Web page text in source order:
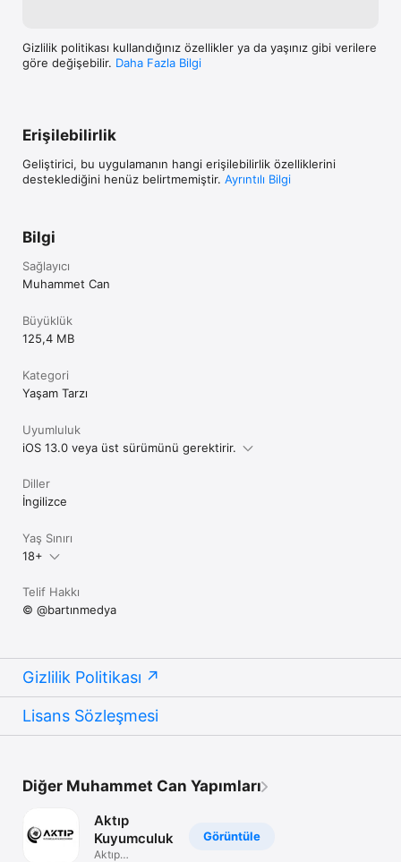
Gizlilik politikası kullandığınız özellikler ya da yaşınız gibi verilere
göre değişebilir. Daha Fazla Bilgi
Erişilebilirlik
Geliştirici, bu uygulamanın hangi erişilebilirlik özelliklerini
desteklediğini henüz belirtmemiştir. Ayrıntılı Bilgi
Bilgi
Sağlayıcı
Muhammet Can
Büyüklük
125,4 MB
Kategori
Yaşam Tarzı
Uyumluluk
iOS 13.0 veya üst sürümünü gerektirir.
Diller
İngilizce
Yaş Sınırı
18+
Telif Hakkı
© @bartınmedya
Gizlilik Politikası
Lisans Sözleşmesi
Diğer Muhammet Can Yapımları
Görüntüle
Aktıp
Kuyumculuk
Aktıp